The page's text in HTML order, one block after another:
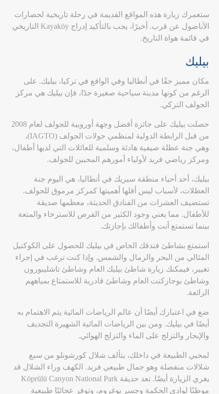
ستغمرك زيارة هذه المواقع القديمة في رحلة تاريخية لحضارات
الأناضول عن قرب. أخيرًا، يجب بالتأكيد إدراج Kayaköy التاريخي
في قائمة هواة التاريخ.
بيليك
مكان مميز حقًا في أنطاليا وفي الواقع في تركيا، بيليك. على
الرغم من كونها مدينة سياحية صغيرة جدًا، فإن بيليك هي مركز
الجولف التركي.
حصلت بيليك على جائزة أفضل وجهة أوروبية للجولف لعام 2008
من قبل الرابطة الدولية لمنظمي جولات الجولف (IAGTO)،
وهي جنة عطلة صيفية هادئة وسلمية للعائلات التي لديها أطفال،
ومركز رياضي فريد لأولياء أمورهم المحبين للجولف.
بيليك، أحد أحياء منطقة سيريك في أنطاليا، هي اليوم جنة
العطلات، لأسباب ليس أقلها أهميتها كمركز مرموق للجولف.
تستضيف العشرات من الفنادق الحديثة، معظمها صديقة
للأطفال. مما يعني وجود الكثير من الفرص للاسترخاء والمتعة
بينما تستمتع أنت وأطفالك بإجازتك.
استمتع بشاطئ فندقك الخاص في بيليك للحصول على الكوكتيل
المثالي من البحر والرمال والشمس. وإذا كنت ترغب في إجراء
تغيير، فيمكنك زيارة شاطئ بيليك العام وشاطئ تاشليبورون
وشاطئ بوجازكنت العام وشاطئ قادرية للاستمتاع بمياههم
الرائعة.
ضع في اعتبارك أيضًا أن عالم الرياضات المائية يتم الاهتمام به
أيضًا في بيليك. ومن بين الرياضات المائية الشهيرة التجديف
والإبحار والتزلج على الماء والتزلج الهوائي.
لمحبي الطبيعة في داخلك، يتألف شلال كورشونلو من سبع
شلالات منفصلة وهو جمال طبيعي فريد. الكهف وراء الشلال قد
يغري الزيارة أيضًا. تعد حديقة Köprülü Canyon National Park
موطنًا لوادي الحكمة وجسر بوغروم، وتوفر عجائبًا طبيعية